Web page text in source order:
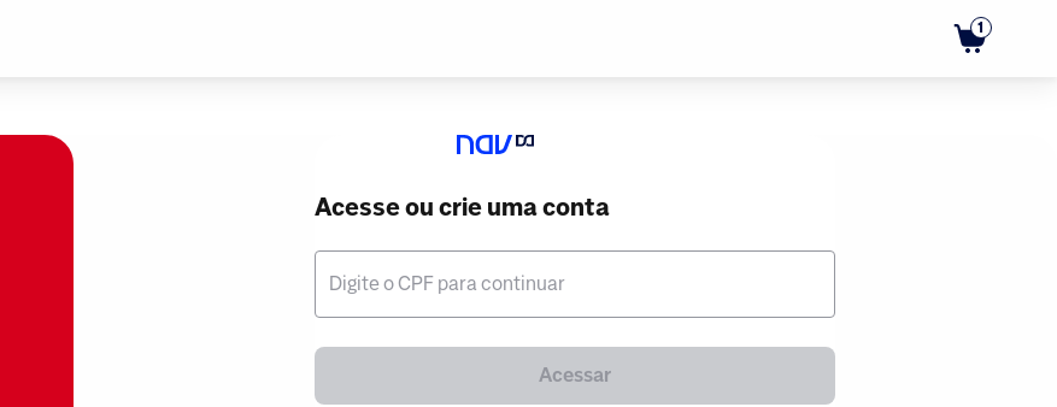
1
Acesse ou crie uma conta
Digite o CPF para continuar
Acessar